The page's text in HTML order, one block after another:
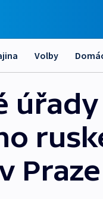
Volby
Praze